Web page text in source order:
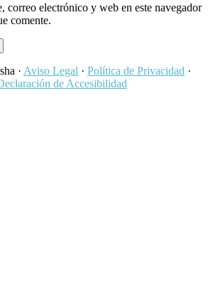
correo electrónico y web en este navegador
comente.
· Aviso Legal · Política de Privacidad ·
de Accesibilidad